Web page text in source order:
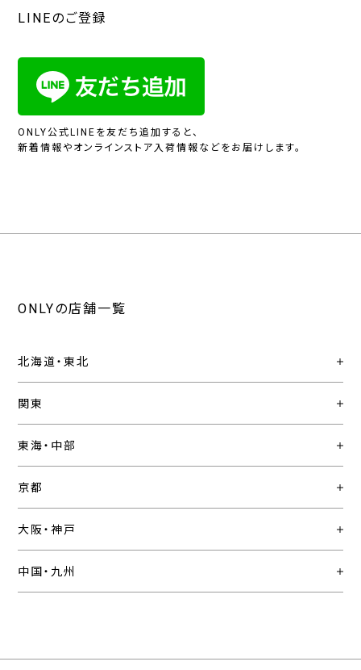
LINEのご登録
ONLY公式LINEを友だち追加すると、
新着情報やオンラインストア入荷情報などをお届けします。
ONLYの店舗一覧
北海道・東北
関東
東海・中部
京都
大阪・神戸
中国・九州